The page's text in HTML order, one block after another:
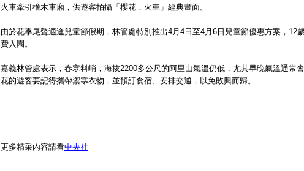
火車牽引檜木車廂，供遊客拍攝「櫻花．火車」經典畫面。
由於花季尾聲適逢兒童節假期，林管處特別推出4月4日至4月6日兒童節優惠方案，12
費入園。
嘉義林管處表示，春寒料峭，海拔2200多公尺的阿里山氣溫仍低，尤其早晚氣溫通常
花的遊客要記得攜帶禦寒衣物，並預訂食宿、安排交通，以免敗興而歸。
更多精采內容請看中央社